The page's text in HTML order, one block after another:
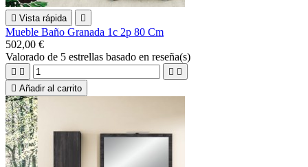
 Vista rápida 
Mueble Baño Granada 1c 2p 80 Cm
502,00 €
Valorado de 5 estrellas basado en reseña(s)
   
 Añadir al carrito